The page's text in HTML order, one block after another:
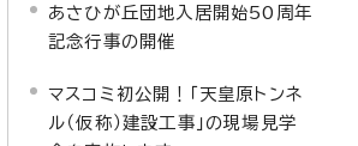
あさひが丘団地入居開始50周年
記念行事の開催
マスコミ初公開！「天皇原トンネ
ル（仮称）建設工事」の現場見学